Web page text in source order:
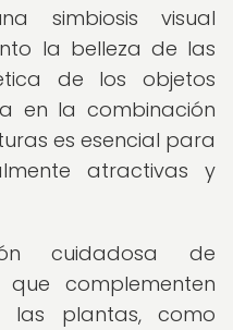
simbiosis visual
la belleza de las
de los objetos
en la combinación
es esencial para
atractivas y
cuidadosa de
que complementen
las plantas, como